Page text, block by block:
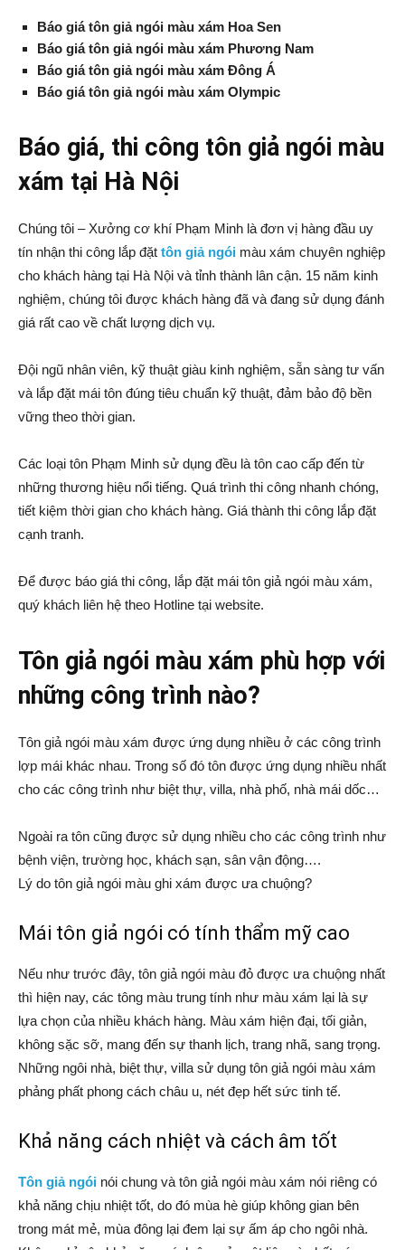
Báo giá tôn giả ngói màu xám Hoa Sen
Báo giá tôn giả ngói màu xám Phương Nam
Báo giá tôn giả ngói màu xám Đông Á
Báo giá tôn giả ngói màu xám Olympic
Báo giá, thi công tôn giả ngói màu
xám tại Hà Nội
Chúng tôi – Xưởng cơ khí Phạm Minh là đơn vị hàng đầu uy
tín nhận thi công lắp đặt tôn giả ngói màu xám chuyên nghiệp
cho khách hàng tại Hà Nội và tỉnh thành lân cận. 15 năm kinh
nghiệm, chúng tôi được khách hàng đã và đang sử dụng đánh
giá rất cao về chất lượng dịch vụ.
Đội ngũ nhân viên, kỹ thuật giàu kinh nghiệm, sẵn sàng tư vấn
và lắp đặt mái tôn đúng tiêu chuẩn kỹ thuật, đảm bảo độ bền
vững theo thời gian.
Các loại tôn Phạm Minh sử dụng đều là tôn cao cấp đến từ
những thương hiệu nổi tiếng. Quá trình thi công nhanh chóng,
tiết kiệm thời gian cho khách hàng. Giá thành thi công lắp đặt
cạnh tranh.
Để được báo giá thi công, lắp đặt mái tôn giả ngói màu xám,
quý khách liên hệ theo Hotline tại website.
Tôn giả ngói màu xám phù hợp với
những công trình nào?
Tôn giả ngói màu xám được ứng dụng nhiều ở các công trình
lợp mái khác nhau. Trong số đó tôn được ứng dụng nhiều nhất
cho các công trình như biệt thự, villa, nhà phố, nhà mái dốc…
Ngoài ra tôn cũng được sử dụng nhiều cho các công trình như
bệnh viện, trường học, khách sạn, sân vận động….
Lý do tôn giả ngói màu ghi xám được ưa chuộng?
Mái tôn giả ngói có tính thẩm mỹ cao
Nếu như trước đây, tôn giả ngói màu đỏ được ưa chuộng nhất
thì hiện nay, các tông màu trung tính như màu xám lại là sự
lựa chọn của nhiều khách hàng. Màu xám hiện đại, tối giản,
không sặc sỡ, mang đến sự thanh lịch, trang nhã, sang trọng.
Những ngôi nhà, biệt thự, villa sử dụng tôn giả ngói màu xám
phảng phất phong cách châu u, nét đẹp hết sức tinh tế.
Khả năng cách nhiệt và cách âm tốt
Tôn giả ngói nói chung và tôn giả ngói màu xám nói riêng có
khả năng chịu nhiệt tốt, do đó mùa hè giúp không gian bên
trong mát mẻ, mùa đông lại đem lại sự ấm áp cho ngôi nhà.